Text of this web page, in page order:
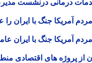
درمانی درنشست
جنگ با ایران را
جنگ با ایران عامل